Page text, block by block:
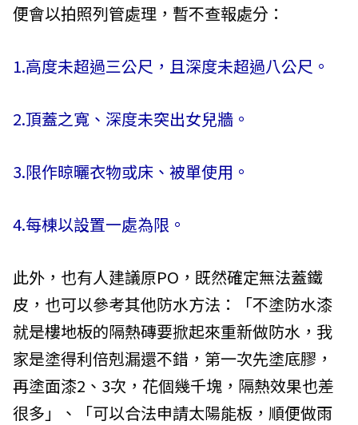
便會以拍照列管處理，暫不查報處分：
1.高度未超過三公尺，且深度未超過八公尺。
2.頂蓋之寬、深度未突出女兒牆。
3.限作晾曬衣物或床、被單使用。
4.每棟以設置一處為限。
此外，也有人建議原PO，既然確定無法蓋鐵
皮，也可以參考其他防水方法：「不塗防水漆
就是樓地板的隔熱磚要掀起來重新做防水，我
家是塗得利倍剋漏還不錯，第一次先塗底膠，
再塗面漆2、3次，花個幾千塊，隔熱效果也差
很多」、「可以合法申請太陽能板，順便做雨